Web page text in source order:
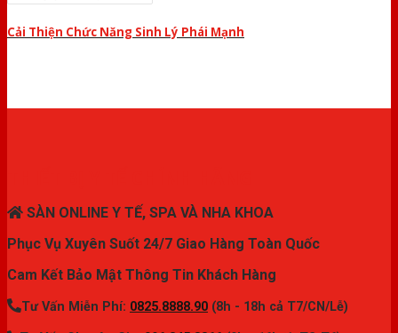
Cải Thiện Chức Năng Sinh Lý Phái Mạnh
SÀN ONLINE Y TẾ, SPA VÀ NHA KHOA
Phục Vụ Xuyên Suốt 24/7 Giao Hàng Toàn Quốc
Cam Kết Bảo Mật Thông Tin Khách Hàng
Tư Vấn Miễn Phí: 0825.8888.90 (8h - 18h cả T7/CN/Lễ)